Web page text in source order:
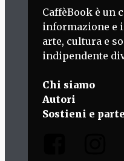
CaffèBook è un
informazione e
arte, cultura e
indipendente
Chi siamo
Autori
Sostieni e